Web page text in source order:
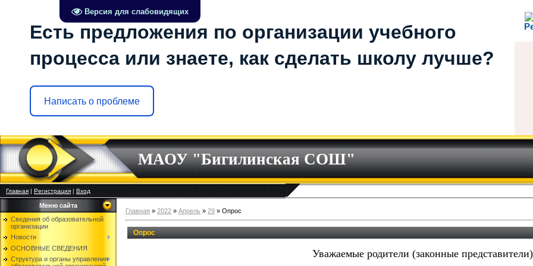
Версия для слабовидящих
Есть предложения по организации учебного
процесса или знаете, как сделать школу лучше?
Написать о проблеме
МАОУ "Бигилинская СОШ"
Главная|Регистрация|Вход
Меню сайта
Сведения об образовательной
организации
Новости
ОСНОВНЫЕ СВЕДЕНИЯ
Структура и органы управления
Главная » 2022 » Апрель » 29 » Опрос
Опрос
Уважаемые родители (законные представители)